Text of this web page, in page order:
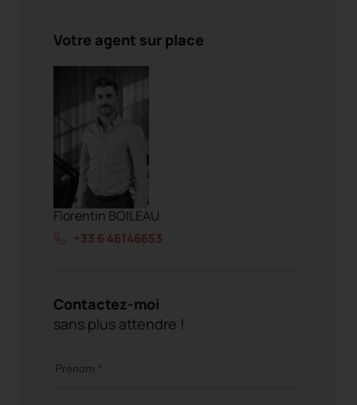
Votre agent sur place
Florentin BOILEAU
+33 6 46146653
Contactez-moi
sans plus attendre !
Prénom *